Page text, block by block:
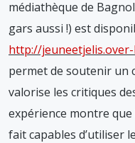
médiathèque de
gars aussi !) est
http://
permet de soutenir un
valorise les critiques
expérience montre
fait capables d’utiliser